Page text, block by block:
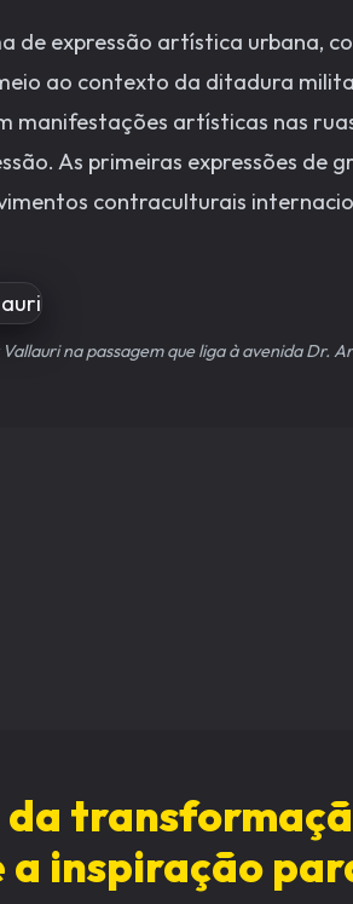
de expressão artística urbana,
ao contexto da ditadura
manifestações artísticas nas
As primeiras expressões de
contraculturais
na passagem que liga à avenida Dr.
da
inspiração